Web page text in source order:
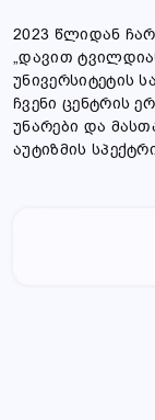
2023 წლიდან
„დავით
უნივერსიტეტის
ჩვენი ცენტრის
უნარები და
აუტიზმის